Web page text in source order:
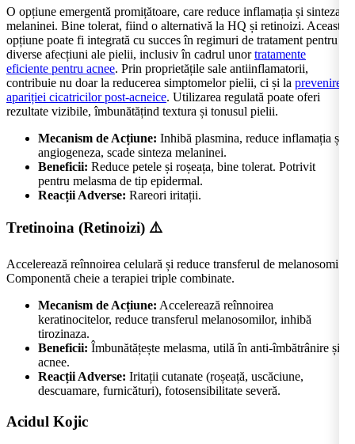
O opțiune emergentă promițătoare, care reduce inflamația și sinteza
melaninei. Bine tolerat, fiind o alternativă la HQ și retinoizi. Această
opțiune poate fi integrată cu succes în regimuri de tratament pentru
diverse afecțiuni ale pielii, inclusiv în cadrul unortratamente
eficiente pentru acnee. Prin proprietățile sale antiinflamatorii,
contribuie nu doar la reducerea simptomelor pielii, ci și la prevenirea
apariției cicatricilor post-acneice. Utilizarea regulată poate oferi
rezultate vizibile, îmbunătățind textura și tonusul pielii.
Mecanism de Acțiune: Inhibă plasmina, reduce inflamația și
angiogeneza, scade sinteza melaninei.
Beneficii: Reduce petele și roșeața, bine tolerat. Potrivit
pentru melasma de tip epidermal.
Reacții Adverse: Rareori iritații.
Tretinoina (Retinoizi) ⚠️
Accelerează reînnoirea celulară și reduce transferul de melanosomi.
Componentă cheie a terapiei triple combinate.
Mecanism de Acțiune: Accelerează reînnoirea
keratinocitelor, reduce transferul melanosomilor, inhibă
tirozinaza.
Beneficii: Îmbunătățește melasma, utilă în anti-îmbătrânire și
acnee.
Reacții Adverse: Iritații cutanate (roșeață, uscăciune,
descuamare, furnicături), fotosensibilitate severă.
Acidul Kojic